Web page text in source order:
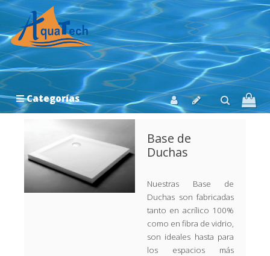
Categorías
Base de
Duchas
Nuestras Base de
Duchas son fabricadas
tanto en acrílico 100%
como en fibra de vidrio,
son ideales hasta para
los espacios más